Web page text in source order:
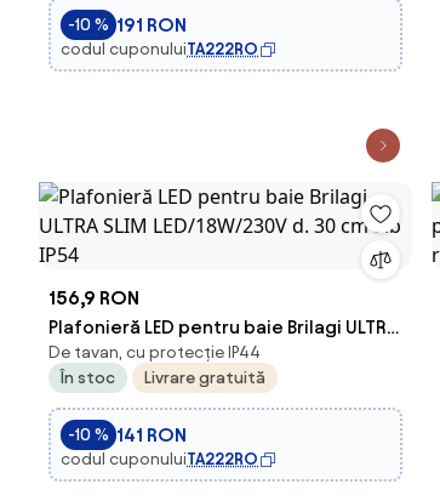
-10 % 191 RON
codul cuponuluiTA222RO
156,9 RON
Plafonieră LED pentru baie Brilagi ULTRA
SLIM LED/18W/230V d. 30 cm alb IP54
De tavan, cu protecție IP44
În stoc
Livrare gratuită
-10 % 141 RON
codul cuponuluiTA222RO